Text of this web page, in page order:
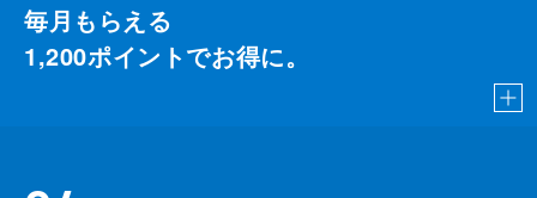
毎月もらえる
1,200ポイントでお得に。